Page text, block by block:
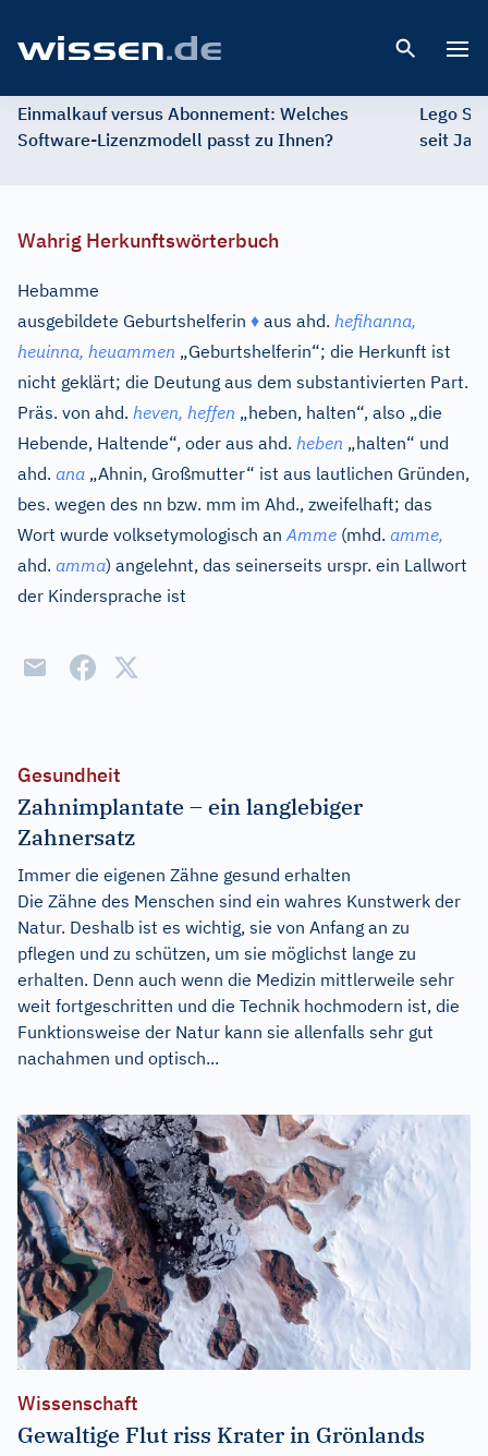
Einmalkauf versus Abonnement: Welches
Software-Lizenzmodell passt zu Ihnen?
Lego
seit
Wahrig Herkunftswörterbuch
Hebamme
ausgebildete Geburtshelferin ♦ aus ahd. hefihanna,
heuinna, heuammen „Geburtshelferin“; die Herkunft ist
nicht geklärt; die Deutung aus dem substantivierten Part.
Präs. von ahd. heven, heffen „heben, halten“, also „die
Hebende, Haltende“, oder aus ahd. heben „halten“ und
ahd. ana „Ahnin, Großmutter“ ist aus lautlichen Gründen,
bes. wegen des nn bzw. mm im Ahd., zweifelhaft; das
Wort wurde volksetymologisch anAmme (mhd. amme,
ahd. amma) angelehnt, das seinerseits urspr. ein Lallwort
der Kindersprache ist
Gesundheit
Zahnimplantate – ein langlebiger
Zahnersatz
Immer die eigenen Zähne gesund erhalten
Die Zähne des Menschen sind ein wahres Kunstwerk der
Natur. Deshalb ist es wichtig, sie von Anfang an zu
pflegen und zu schützen, um sie möglichst lange zu
erhalten. Denn auch wenn die Medizin mittlerweile sehr
weit fortgeschritten und die Technik hochmodern ist, die
Funktionsweise der Natur kann sie allenfalls sehr gut
nachahmen und optisch...
Wissenschaft
Gewaltige Flut riss Krater in Grönlands